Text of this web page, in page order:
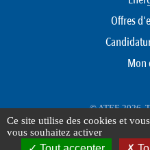
Offres
Mon
© ATEE 2026.
Protection des données
Ce site utilise des cookies et
vous souhaitez activer